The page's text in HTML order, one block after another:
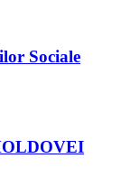
Sociale